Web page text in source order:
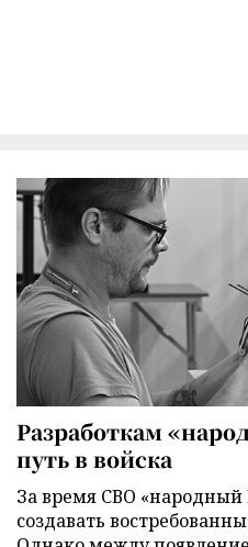
Разработкам
путь в войска
За время СВО
создавать